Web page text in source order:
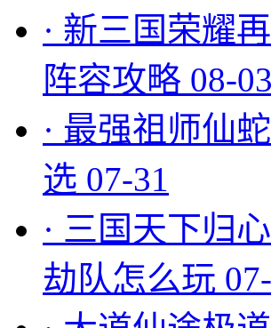
· 新三国荣耀
阵容攻略 08-03
· 最强祖师仙
选 07-31
· 三国天下归
劫队怎么玩